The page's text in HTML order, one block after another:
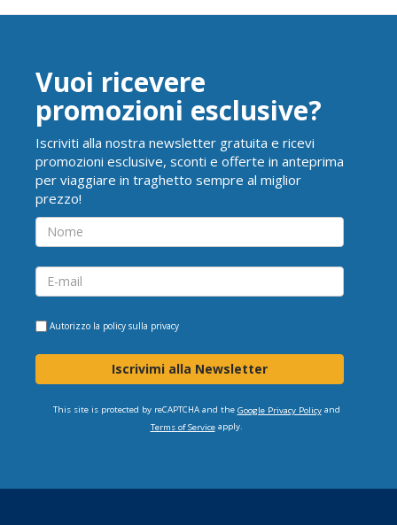
Vuoi ricevere
promozioni esclusive?
Iscriviti alla nostra newsletter gratuita e ricevi
promozioni esclusive, sconti e offerte in anteprima
per viaggiare in traghetto sempre al miglior
prezzo!
Autorizzo la policy sulla privacy
Iscrivimi alla Newsletter
This site is protected by reCAPTCHA and the Google Privacy Policyand
Terms of Serviceapply.